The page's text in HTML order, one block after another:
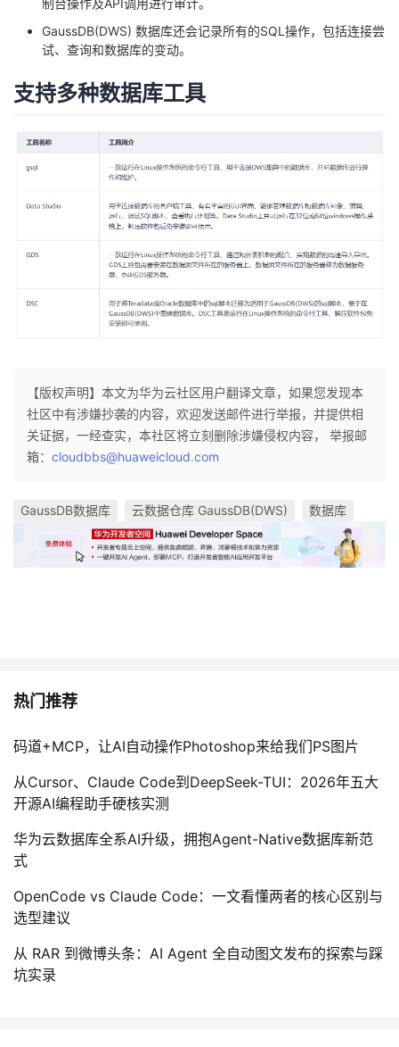
制台操作及API调用进行审计。
GaussDB(DWS) 数据库还会记录所有的SQL操作，包括连接尝
试、查询和数据库的变动。
支持多种数据库工具
【版权声明】本文为华为云社区用户翻译文章，如果您发现本
社区中有涉嫌抄袭的内容，欢迎发送邮件进行举报，并提供相
关证据，一经查实，本社区将立刻删除涉嫌侵权内容， 举报邮
箱： cloudbbs@huaweicloud.com
GaussDB数据库 云数据仓库 GaussDB(DWS) 数据库
热门推荐
码道+MCP，让AI自动操作Photoshop来给我们PS图片
从Cursor、Claude Code到DeepSeek-TUI：2026年五大
开源AI编程助手硬核实测
华为云数据库全系AI升级，拥抱Agent-Native数据库新范
式
OpenCode vs Claude Code：一文看懂两者的核心区别与
选型建议
从 RAR 到微博头条：AI Agent 全自动图文发布的探索与踩
坑实录